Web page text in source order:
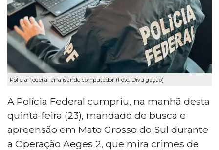
Policial federal analisando computador (Foto: Divulgação)
A Polícia Federal cumpriu, na manhã desta
quinta-feira (23), mandado de busca e
apreensão em Mato Grosso do Sul durante
a Operação Aeges 2, que mira crimes de